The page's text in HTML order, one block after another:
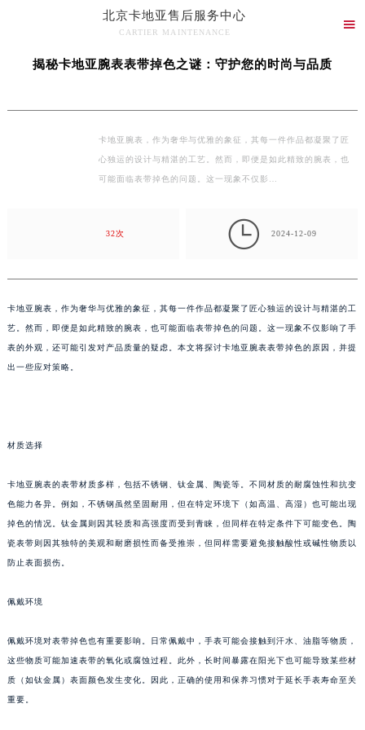
北京卡地亚售后服务中心
CARTIER MAINTENANCE

北京卡地亚售后维修保养中心 > 文章库> 揭秘卡地亚腕表表带掉色之谜：守
揭秘卡地亚腕表表带掉色之谜：守护您的时尚与品质
卡地亚腕表，作为奢华与优雅的象征，其每一件作品都凝聚了匠
心独运的设计与精湛的工艺。然而，即便是如此精致的腕表，也
可能面临表带掉色的问题。这一现象不仅影…
32次  2024-12-09
卡地亚腕表，作为奢华与优雅的象征，其每一件作品都凝聚了匠心独运的设计与精湛的工
艺。然而，即便是如此精致的腕表，也可能面临表带掉色的问题。这一现象不仅影响了手
表的外观，还可能引发对产品质量的疑虑。本文将探讨卡地亚腕表表带掉色的原因，并提
出一些应对策略。
材质选择
卡地亚腕表的表带材质多样，包括不锈钢、钛金属、陶瓷等。不同材质的耐腐蚀性和抗变
色能力各异。例如，不锈钢虽然坚固耐用，但在特定环境下（如高温、高湿）也可能出现
掉色的情况。钛金属则因其轻质和高强度而受到青睐，但同样在特定条件下可能变色。陶
瓷表带则因其独特的美观和耐磨损性而备受推崇，但同样需要避免接触酸性或碱性物质以
防止表面损伤。
佩戴环境
佩戴环境对表带掉色也有重要影响。日常佩戴中，手表可能会接触到汗水、油脂等物质，
这些物质可能加速表带的氧化或腐蚀过程。此外，长时间暴露在阳光下也可能导致某些材
质（如钛金属）表面颜色发生变化。因此，正确的使用和保养习惯对于延长手表寿命至关
重要。